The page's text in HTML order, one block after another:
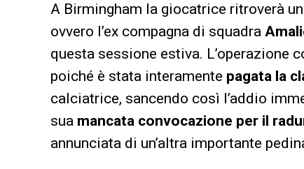
A Birmingham la giocatrice ritroverà
ovvero l’ex compagna di squadra
questa sessione estiva. L’operazione
poiché è stata interamente pagata la
calciatrice, sancendo così l’addio
sua mancata convocazione per il
annunciata di un’altra importante